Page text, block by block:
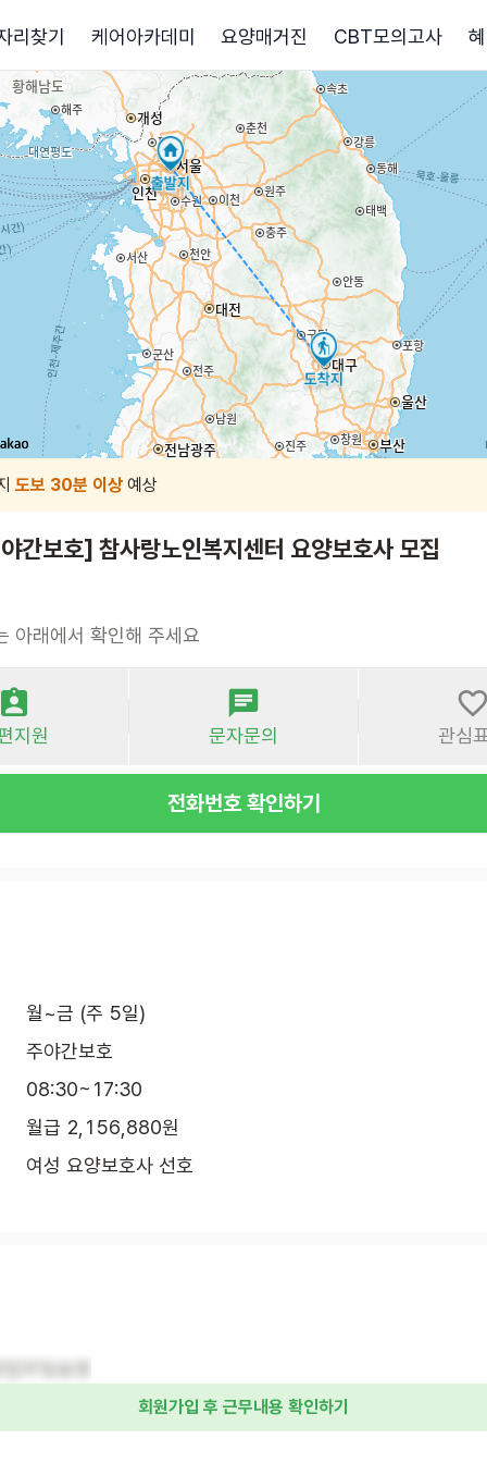
리찾기 케어아카데미 요양매거진 CBT모의고사
도보 30분 이상 예상
간보호] 참사랑노인복지센터 요양보호사 모집
아래에서 확인해 주세요
지원 문자문의 관심
전화번호 확인하기
월~금 (주 5일)
주야간보호
08:30~17:30
월급 2,156,880원
여성 요양보호사 선호
회원가입 후 근무내용 확인하기